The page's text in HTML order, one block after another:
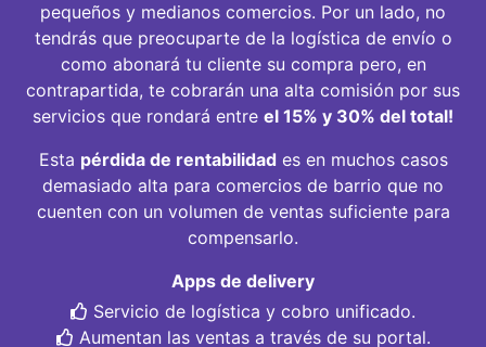
pequeños y medianos comercios. Por un lado, no
tendrás que preocuparte de la logística de envío o
como abonará tu cliente su compra pero, en
contrapartida, te cobrarán una alta comisión por sus
servicios que rondará entre el 15% y 30% del total!
Esta pérdida de rentabilidad es en muchos casos
demasiado alta para comercios de barrio que no
cuenten con un volumen de ventas suficiente para
compensarlo.
Apps de delivery
Servicio de logística y cobro unificado.
Aumentan las ventas a través de su portal.